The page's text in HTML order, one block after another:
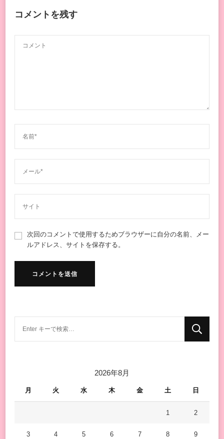
コメントを残す
次回のコメントで使用するためブラウザーに自分の名前、メー
ルアドレス、サイトを保存する。
2026年8月
月 火 水 木 金 土 日
1 2
3 4 5 6 7 8 9